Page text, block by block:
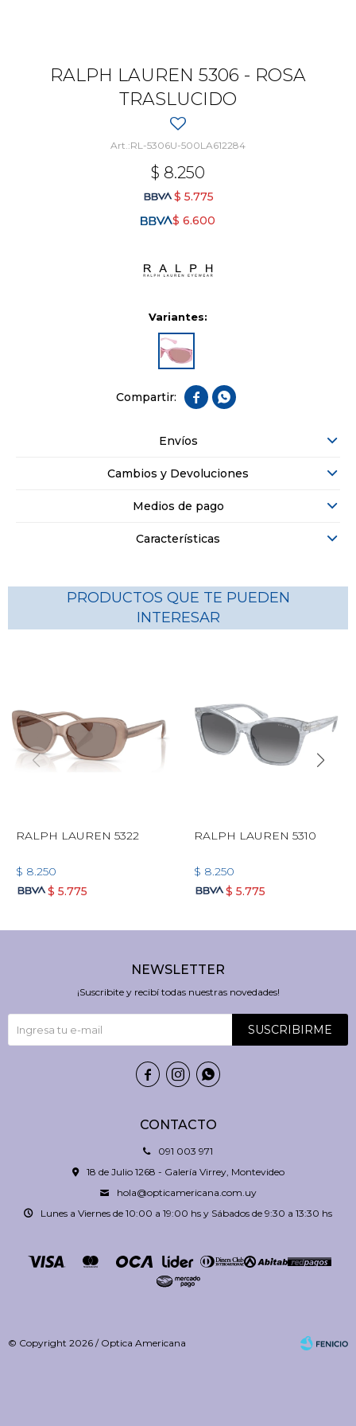
RALPH LAUREN 5306 - ROSA
TRASLUCIDO
RL-5306U-500LA612284
$ 8.250
$ 5.775
$ 6.600
Variantes:
 
Envíos
Cambios y Devoluciones
Medios de pago
Características
PRODUCTOS QUE TE PUEDEN
INTERESAR
RALPH LAUREN 5322
$ 8.250
$ 5.775
RALPH LAUREN 5310
$ 8.250
$ 5.775
CONTACTO
091 003 971
18 de Julio 1268 - Galería Virrey, Montevideo
hola@opticamericana.com.uy
Lunes a Viernes de 10:00 a 19:00 hs y Sábados de 9:30 a 13:30 hs
NEWSLETTER
¡Suscribite y recibí todas nuestras novedades!
SUSCRIBIRME
  
© Copyright 2026 / Optica Americana